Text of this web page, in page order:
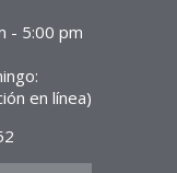
- 5:00 pm
en línea)